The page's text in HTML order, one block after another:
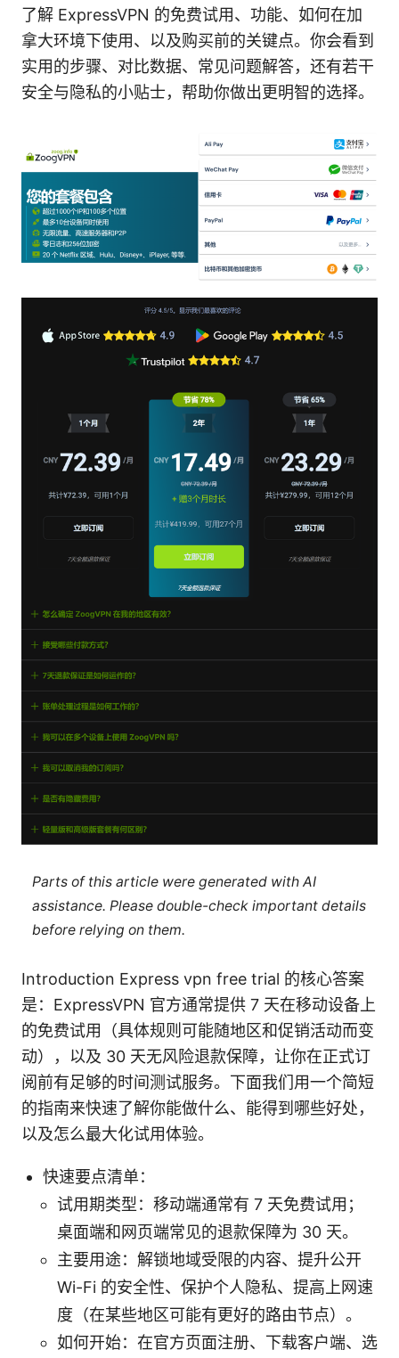
了解 ExpressVPN 的免费试用、功能、如何在加
拿大环境下使用、以及购买前的关键点。你会看到
实用的步骤、对比数据、常见问题解答，还有若干
安全与隐私的小贴士，帮助你做出更明智的选择。
Parts of this article were generated with AI
assistance. Please double-check important details
before relying on them.
Introduction Express vpn free trial 的核心答案
是：ExpressVPN 官方通常提供 7 天在移动设备上
的免费试用（具体规则可能随地区和促销活动而变
动），以及 30 天无风险退款保障，让你在正式订
阅前有足够的时间测试服务。下面我们用一个简短
的指南来快速了解你能做什么、能得到哪些好处，
以及怎么最大化试用体验。
快速要点清单：
试用期类型：移动端通常有 7 天免费试用；
桌面端和网页端常见的退款保障为 30 天。
主要用途：解锁地域受限的内容、提升公开
Wi-Fi 的安全性、保护个人隐私、提高上网速
度（在某些地区可能有更好的路由节点）。
如何开始：在官方页面注册、下载客户端、选